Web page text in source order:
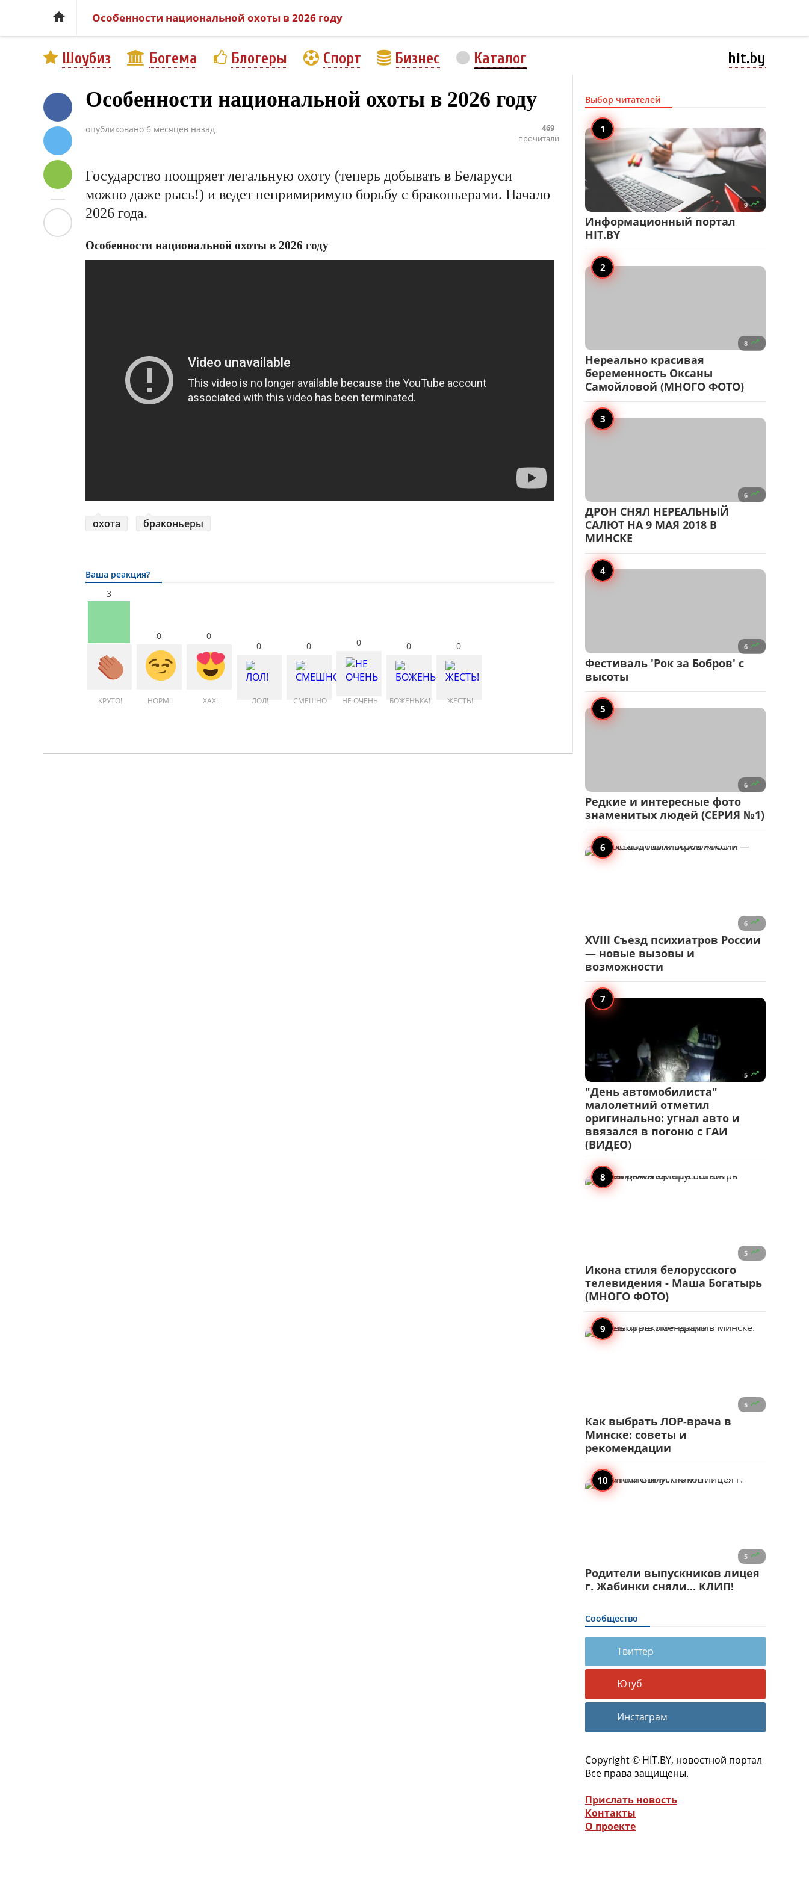
 Особенности национальной охоты в 2026 году
Шоубиз Богема Блогеры Спорт Бизнес Каталог hit.by
Особенности национальной охоты в 2026 году
опубликовано 6 месяцев назад
469
прочитали
Государство поощряет легальную охоту (теперь добывать в Беларуси
можно даже рысь!) и ведет непримиримую борьбу с браконьерами. Начало
2026 года.
Особенности национальной охоты в 2026 году
охота браконьеры
Ваша реакция?
3
КРУТО!
0
НОРМ!!
0
ХАХ!
0
ЛОЛ!
0
СМЕШНО
0
НЕ ОЧЕНЬ
0
БОЖЕНЬКА!
0
ЖЕСТЬ!
Выбор читателей
9 
Информационный портал
HIT.BY
8 
Нереально красивая
беременность Оксаны
Самойловой (МНОГО ФОТО)
6 
ДРОН СНЯЛ НЕРЕАЛЬНЫЙ
САЛЮТ НА 9 МАЯ 2018 В
МИНСКЕ
6 
Фестиваль 'Рок за Бобров' с
высоты
6 
Редкие и интересные фото
знаменитых людей (СЕРИЯ №1)
6 
XVIII Съезд психиатров России
— новые вызовы и
возможности
5 
"День автомобилиста"
малолетний отметил
оригинально: угнал авто и
ввязался в погоню с ГАИ
(ВИДЕО)
5 
Икона стиля белорусского
телевидения - Маша Богатырь
(МНОГО ФОТО)
5 
Как выбрать ЛОР-врача в
Минске: советы и
рекомендации
5 
Родители выпускников лицея
г. Жабинки сняли... КЛИП!
Сообщество
Твиттер
Ютуб
Инстаграм
Copyright © HIT.BY, новостной портал
Все права защищены.
Прислать новость
Контакты
О проекте